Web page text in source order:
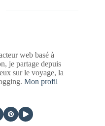
web basé à
je partage depuis
sur le voyage, la
Mon profil